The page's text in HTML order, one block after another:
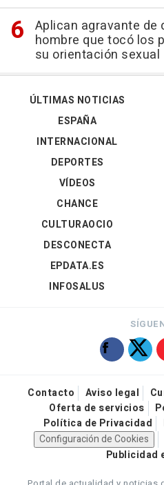
Aplican agravante de
hombre que tocó los
su orientación sexual
ÚLTIMAS NOTICIAS
ESPAÑA
INTERNACIONAL
DEPORTES
VÍDEOS
CHANCE
CULTURAOCIO
DESCONECTA
EPDATA.ES
INFOSALUS
Contacto Aviso legal
Oferta de servicios
Política de Privacidad
Configuración de Cookies
Publicidad